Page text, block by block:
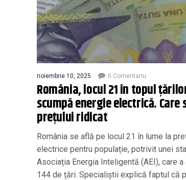
noiembrie 10, 2025 0 Comentariu
România, locul 21 în topul
scumpă energie electrică. Care
preţului ridicat
România se află pe locul 21 în lume la
electrice pentru populație, potrivit unei
Asociația Energia Inteligentă (AEI), care
144 de țări. Specialiștii explică faptul că